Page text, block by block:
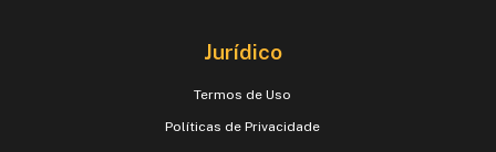
Jurídico
Termos de Uso
Políticas de Privacidade